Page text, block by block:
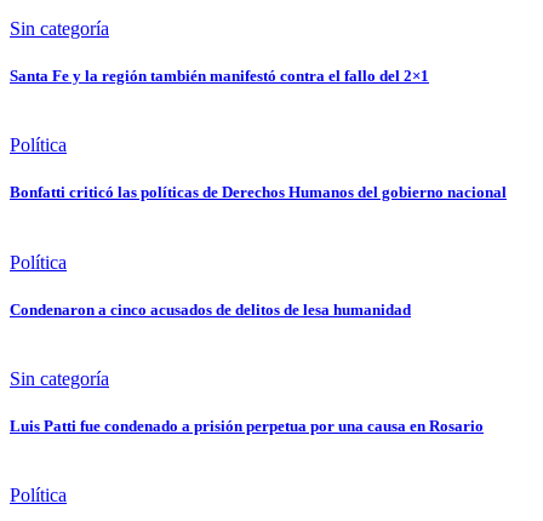
Sin categoría
Santa Fe y la región también manifestó contra el fallo del 2×1
Política
Bonfatti criticó las políticas de Derechos Humanos del gobierno nacional
Política
Condenaron a cinco acusados de delitos de lesa humanidad
Sin categoría
Luis Patti fue condenado a prisión perpetua por una causa en Rosario
Política